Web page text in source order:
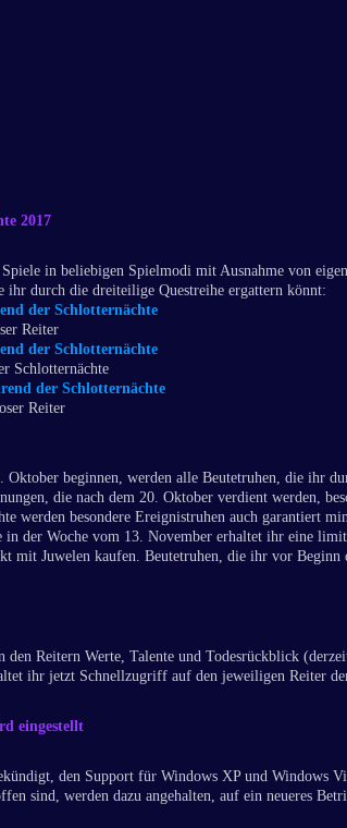
2017
in beliebigen Spielmodi mit Ausnahme von
durch die dreiteilige Questreihe ergattern könnt:
der Schlotternächte
Reiter
der Schlotternächte
Schlotternächte
der Schlotternächte
Reiter
Oktober beginnen, werden alle Beutetruhen, die ihr
die nach dem 20. Oktober verdient werden,
werden besondere Ereignistruhen auch garantiert
in der Woche vom 13. November erhaltet ihr eine
mit Juwelen kaufen. Beutetruhen, die ihr vor
den Reitern Werte, Talente und Todesrückblick
ihr jetzt Schnellzugriff auf den jeweiligen Reiter
eingestellt
den Support für Windows XP und Windows
sind, werden dazu angehalten, auf ein neueres